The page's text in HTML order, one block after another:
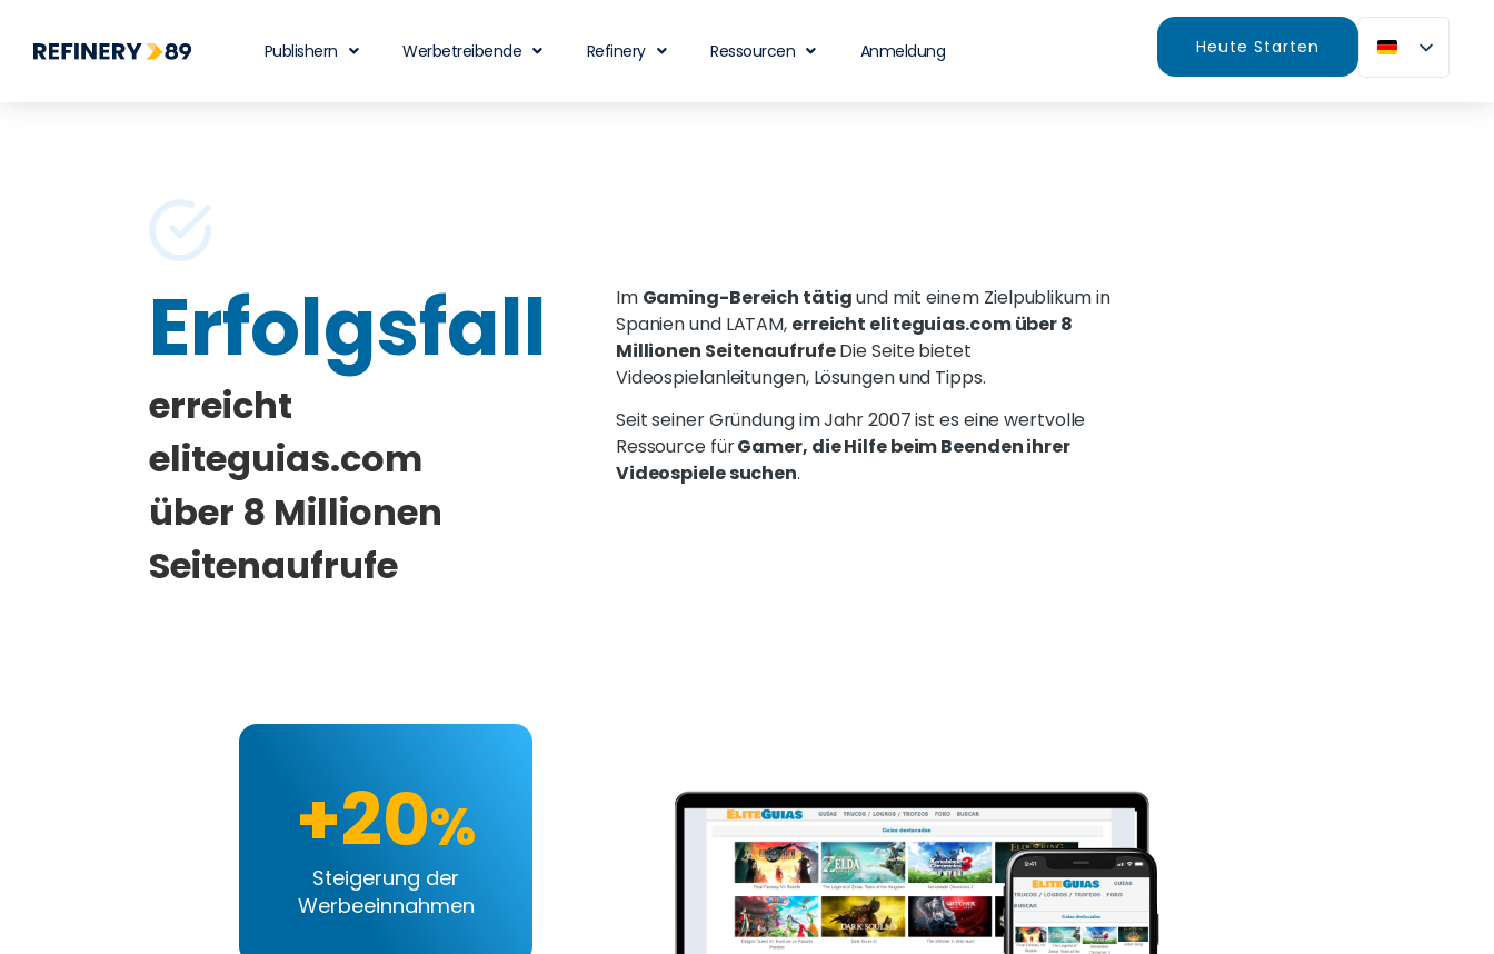
Publishern Werbetreibende Refinery Ressourcen Anmeldung Heute Starten
Erfolgsfall
erreicht
eliteguias.com
über 8 Millionen
Seitenaufrufe
Im Gaming-Bereich tätigund mit einem Zielpublikum in
Spanien und LATAM, erreicht eliteguias.com über 8
Millionen SeitenaufrufeDie Seite bietet
Videospielanleitungen, Lösungen und Tipps.
Seit seiner Gründung im Jahr 2007 ist es eine wertvolle
Ressource fürGamer, die Hilfe beim Beenden ihrer
Videospiele suchen.
+20%
Steigerung der
Werbeeinnahmen